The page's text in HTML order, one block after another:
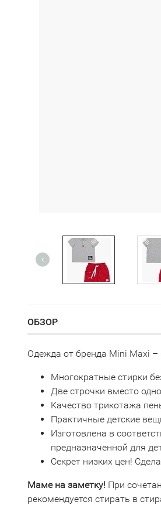
ОБЗОР
Одежда от бренда Mini Maxi –
Многократные стирки
Две строчки вместо
Качество трикотажа
Практичные детские
Изготовлена в
предназначенной для
Секрет низких цен!
Маме на заметку! При
рекомендуется стирать в